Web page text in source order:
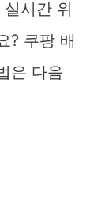
시간 위
? 쿠팡 배
은 다음